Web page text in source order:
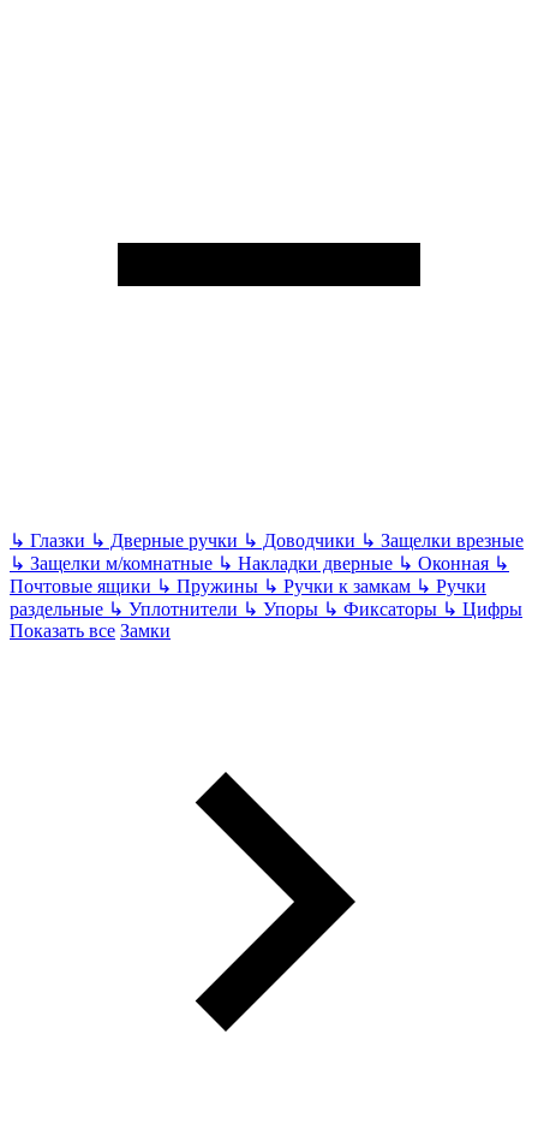
↳ Глазки ↳ Дверные ручки ↳ Доводчики ↳ Защелки врезные
↳ Защелки м/комнатные ↳ Накладки дверные ↳ Оконная ↳
Почтовые ящики ↳ Пружины ↳ Ручки к замкам ↳ Ручки
раздельные ↳ Уплотнители ↳ Упоры ↳ Фиксаторы ↳ Цифры
Показать все Замки